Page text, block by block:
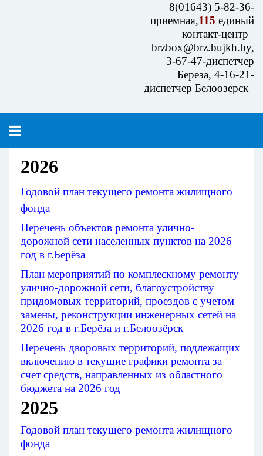
8(01643) 5-82-36-
приемная,115 единый
контакт-центр
brzbox@brz.bujkh.by,
3-67-47-диспетчер
Береза, 4-16-21-
диспетчер Белоозерск
2026
Годовой план текущего ремонта жилищного
фонда
Перечень объектов ремонта улично-
дорожной сети населенных пунктов на 2026
год в г.Берёза
План мероприятий по комплескному ремонту
улично-дорожной сети, благоустройству
придомовых территорий, проездов с учетом
замены, реконструкции инженерных сетей на
2026 год в г.Берёза и г.Белоозёрск
Перечень дворовых территорий, подлежащих
включению в текущие графики ремонта за
счет средств, направленных из областного
бюджета на 2026 год
2025
Годовой план текущего ремонта жилищного
фонда